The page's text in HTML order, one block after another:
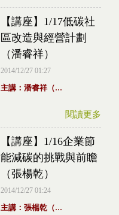
【講座】1/17低碳社
區改造與經營計劃
（潘睿祥）
2014/12/27 01:27
主講：潘睿祥（...
閱讀更多
【講座】1/16企業節
能減碳的挑戰與前瞻
（張楊乾）
2014/12/27 01:24
主講：張楊乾（...